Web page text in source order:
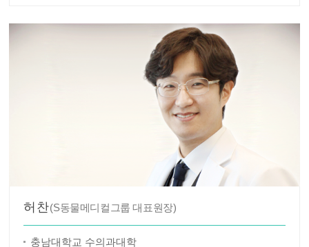
허찬(S동물메디컬그룹 대표원장)
충남대학교 수의과대학